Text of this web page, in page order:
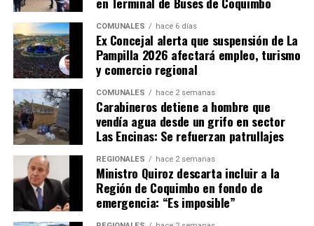
COMUNALES hace 6 días
Ex Concejal alerta que suspensión de La
Pampilla 2026 afectará empleo, turismo
y comercio regional
COMUNALES hace 2 semanas
Carabineros detiene a hombre que
vendía agua desde un grifo en sector
Las Encinas: Se refuerzan patrullajes
REGIONALES hace 2 semanas
Ministro Quiroz descarta incluir a la
Región de Coquimbo en fondo de
emergencia: “Es imposible”